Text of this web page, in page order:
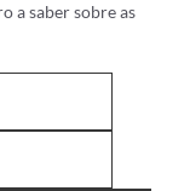
a saber sobre as